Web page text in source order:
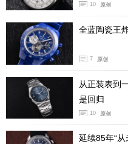
表链是这枚表提升质感
比皮带更有存在感，也更
搭皮带，可能会更复古、
10 原创
全蓝陶瓷王
7 原创
从正装表到
是回归
10 原创
延续85年“从